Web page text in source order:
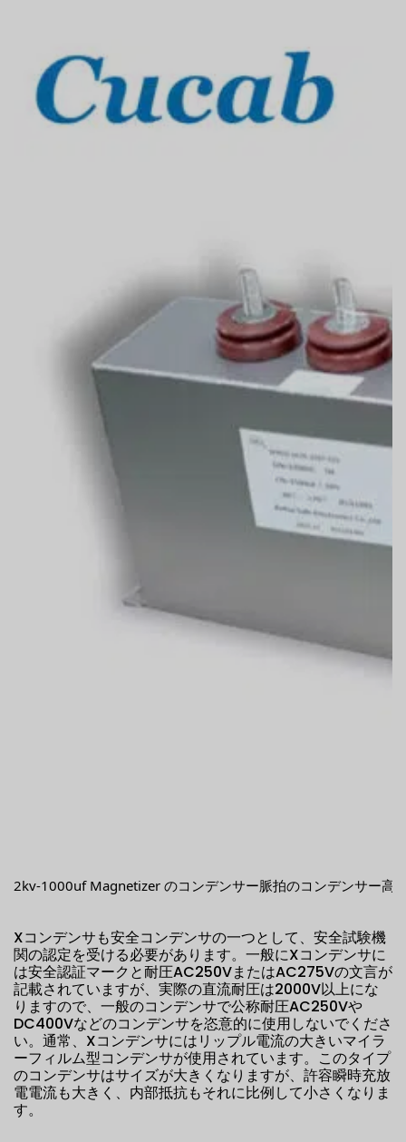
2kv-1000uf Magnetizer のコンデンサー脈拍のコンデンサー高
Xコンデンサも安全コンデンサの一つとして、安全試験機
関の認定を受ける必要があります。一般にXコンデンサに
は安全認証マークと耐圧AC250VまたはAC275Vの文言が
記載されていますが、実際の直流耐圧は2000V以上にな
りますので、一般のコンデンサで公称耐圧AC250Vや
DC400Vなどのコンデンサを恣意的に使用しないでくださ
い。通常、Xコンデンサにはリップル電流の大きいマイラ
ーフィルム型コンデンサが使用されています。このタイプ
のコンデンサはサイズが大きくなりますが、許容瞬時充放
電電流も大きく、内部抵抗もそれに比例して小さくなりま
す。